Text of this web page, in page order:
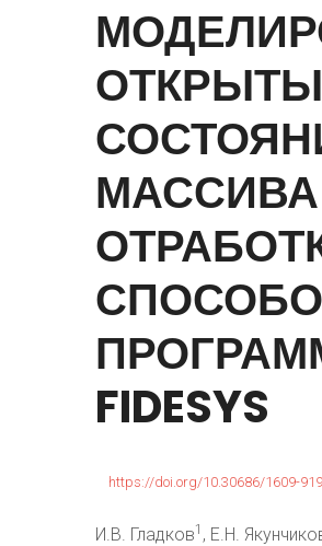
МАССИВА
FIDESYS
https://doi.org/10.30686/1609-
И.В. Гладков1 , Е.Н.